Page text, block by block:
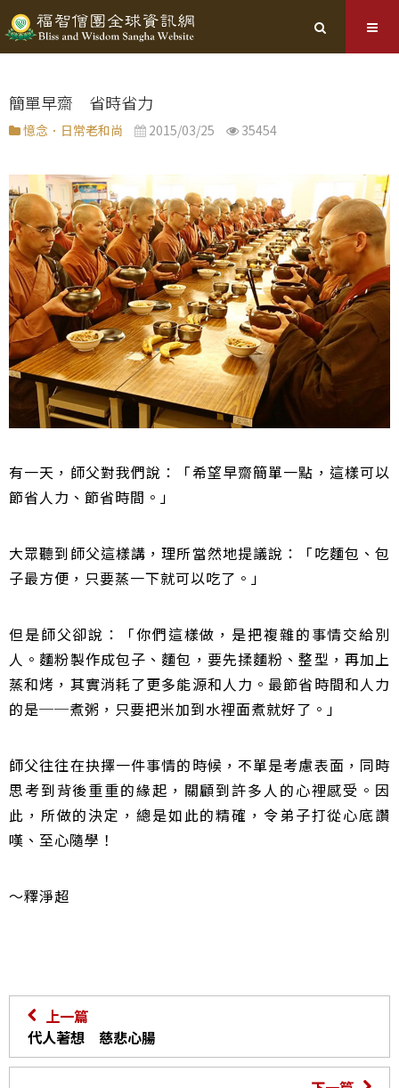
簡單早齋 省時省力
憶念．日常老和尚 2015/03/25 35454
有一天，師父對我們說：「希望早齋簡單一點，這樣可以
節省人力、節省時間。」
大眾聽到師父這樣講，理所當然地提議說：「吃麵包、包
子最方便，只要蒸一下就可以吃了。」
但是師父卻說：「你們這樣做，是把複雜的事情交給別
人。麵粉製作成包子、麵包，要先揉麵粉、整型，再加上
蒸和烤，其實消耗了更多能源和人力。最節省時間和人力
的是──煮粥，只要把米加到水裡面煮就好了。」
師父往往在抉擇一件事情的時候，不單是考慮表面，同時
思考到背後重重的緣起，關顧到許多人的心裡感受。因
此，所做的決定，總是如此的精確，令弟子打從心底讚
嘆、至心隨學！
～釋淨超
上一篇
代人著想 慈悲心腸